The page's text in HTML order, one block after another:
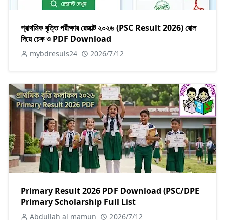
প্রাথমিক বৃত্তি পরীক্ষার রেজাল্ট ২০২৬ (PSC Result 2026) রোল
দিয়ে চেক ও PDF Download
mybdresuls24 2026/7/12
Primary Result 2026 PDF Download (PSC/DPE
Primary Scholarship Full List
Abdullah al mamun 2026/7/12